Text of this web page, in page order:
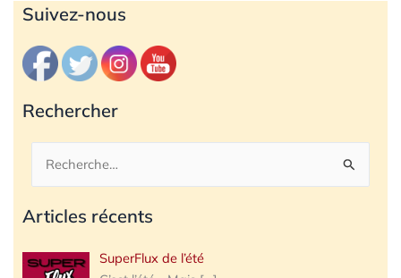
Suivez-nous
Rechercher
Rechercher :
Articles récents
SuperFlux de l’été
Archives